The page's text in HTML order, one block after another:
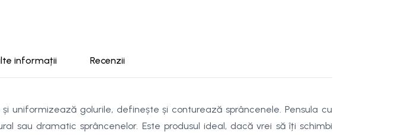
informații Recenzii
uniformizează golurile, definește și conturează sprâncenele. Pensula cu
sau dramatic sprâncenelor. Este produsul ideal, dacă vrei să îți schimbi